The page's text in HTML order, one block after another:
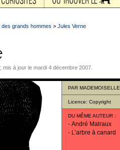
des grands hommes > Jules Verne
à jour le mardi 4 décembre 2007.
PAR MADEMOISELLE
Licence: Copyright
DU MÊME AUTEUR :
- André Malraux
- L’arbre à canard